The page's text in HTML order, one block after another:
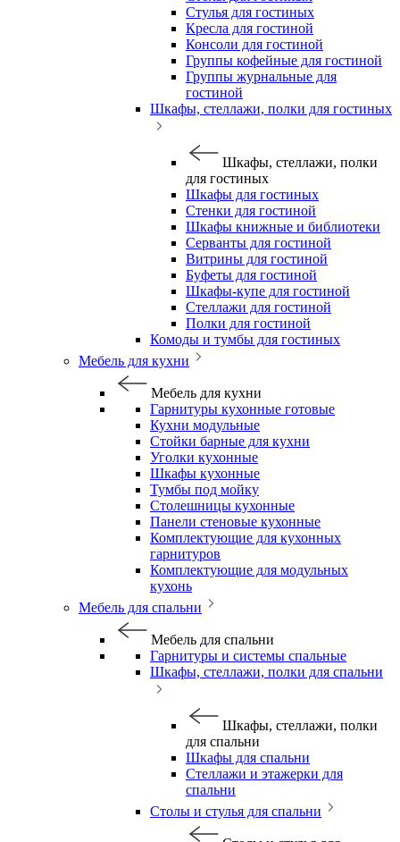
Стулья для гостиных
Кресла для гостиной
Консоли для гостиной
Группы кофейные для гостиной
Группы журнальные для
гостиной
Шкафы, стеллажи, полки для гостиных
Шкафы, стеллажи, полки
для гостиных
Шкафы для гостиных
Стенки для гостиной
Шкафы книжные и библиотеки
Серванты для гостиной
Витрины для гостиной
Буфеты для гостиной
Шкафы-купе для гостиной
Стеллажи для гостиной
Полки для гостиной
Комоды и тумбы для гостиных
Мебель для кухни
Мебель для кухни
Гарнитуры кухонные готовые
Кухни модульные
Стойки барные для кухни
Уголки кухонные
Шкафы кухонные
Тумбы под мойку
Столешницы кухонные
Панели стеновые кухонные
Комплектующие для кухонных
гарнитуров
Комплектующие для модульных
кухонь
Мебель для спальни
Мебель для спальни
Гарнитуры и системы спальные
Шкафы, стеллажи, полки для спальни
Шкафы, стеллажи, полки
для спальни
Шкафы для спальни
Стеллажи и этажерки для
спальни
Столы и стулья для спальни